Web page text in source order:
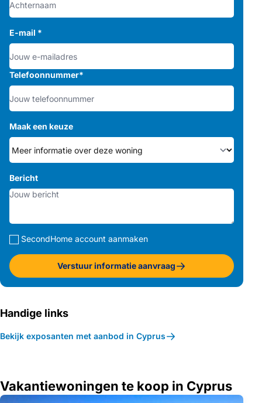
E-mail *
Telefoonnummer*
Maak een keuze
Bericht
SecondHome account aanmaken
Verstuur informatie aanvraag
Handige links
Bekijk exposanten met aanbod in Cyprus
Vakantiewoningen te koop in Cyprus